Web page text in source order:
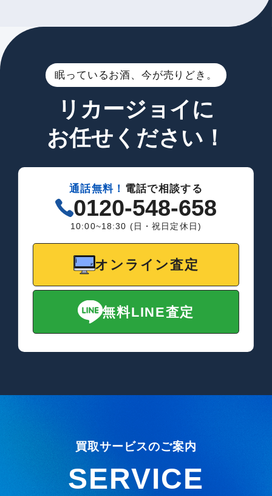
眠っているお酒、今が売りどき。
リカージョイに
お任せください！
通話無料！ 電話で相談する
0120-548-658
10:00~18:30 (日・祝日定休日)
オンライン査定
無料LINE査定
買取サービスのご案内
SERVICE